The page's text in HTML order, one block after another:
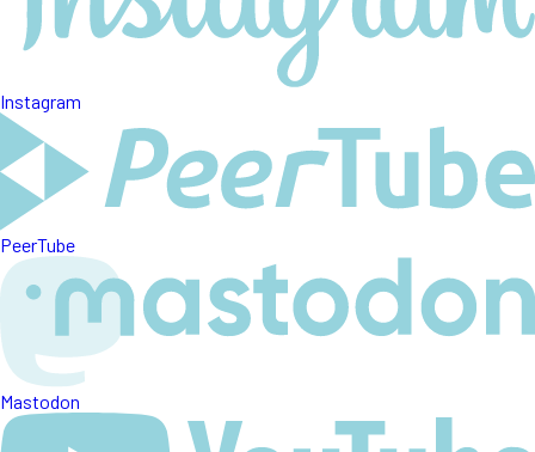
Instagram
PeerTube
Mastodon